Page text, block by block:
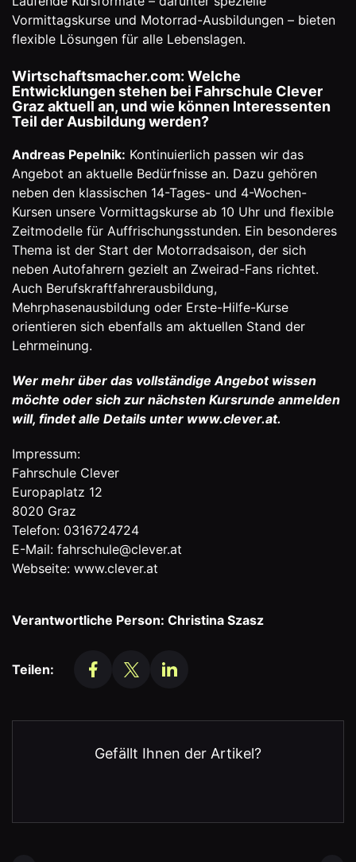
Vormittagskurse und Motorrad-Ausbildungen – bieten
flexible Lösungen für alle Lebenslagen.
Wirtschaftsmacher.com: Welche
Entwicklungen stehen bei Fahrschule Clever
Graz aktuell an, und wie können Interessenten
Teil der Ausbildung werden?
Andreas Pepelnik: Kontinuierlich passen wir das
Angebot an aktuelle Bedürfnisse an. Dazu gehören
neben den klassischen 14-Tages- und 4-Wochen-
Kursen unsere Vormittagskurse ab 10 Uhr und flexible
Zeitmodelle für Auffrischungsstunden. Ein besonderes
Thema ist der Start der Motorradsaison, der sich
neben Autofahrern gezielt an Zweirad-Fans richtet.
Auch Berufskraftfahrerausbildung,
Mehrphasenausbildung oder Erste-Hilfe-Kurse
orientieren sich ebenfalls am aktuellen Stand der
Lehrmeinung.
Wer mehr über das vollständige Angebot wissen
möchte oder sich zur nächsten Kursrunde anmelden
will, findet alle Details unter www.clever.at.
Impressum:
Fahrschule Clever
Europaplatz 12
8020 Graz
Telefon: 0316724724
E-Mail: fahrschule@clever.at
Webseite: www.clever.at
Verantwortliche Person: Christina Szasz
Teilen:
Gefällt Ihnen der Artikel?